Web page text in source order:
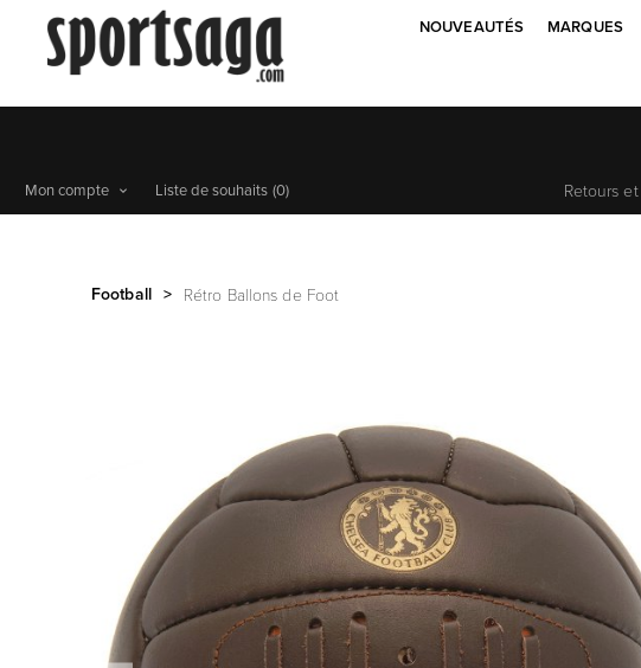
NOUVEAUTÉS MARQUES
Retours
Mon compte Liste de souhaits (0)
Football > Rétro Ballons de Foot